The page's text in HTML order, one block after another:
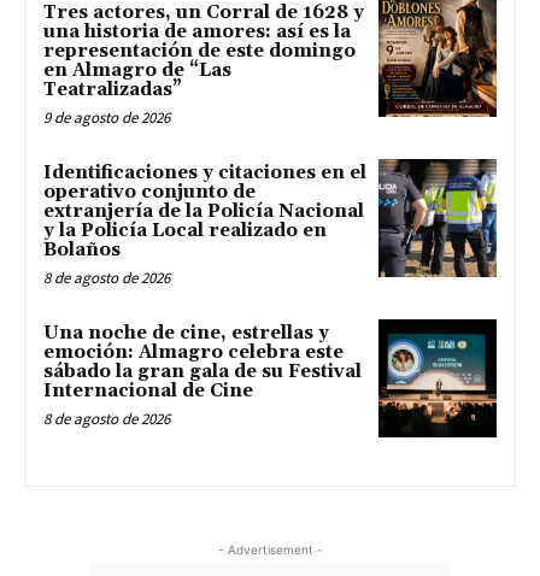
Tres actores, un Corral de 1628 y
una historia de amores: así es la
representación de este domingo
en Almagro de “Las
Teatralizadas”
9 de agosto de 2026
Identificaciones y citaciones en el
operativo conjunto de
extranjería de la Policía Nacional
y la Policía Local realizado en
Bolaños
8 de agosto de 2026
Una noche de cine, estrellas y
emoción: Almagro celebra este
sábado la gran gala de su Festival
Internacional de Cine
8 de agosto de 2026
- Advertisement -